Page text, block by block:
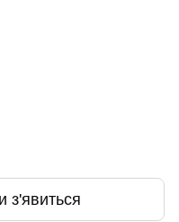
з'явиться